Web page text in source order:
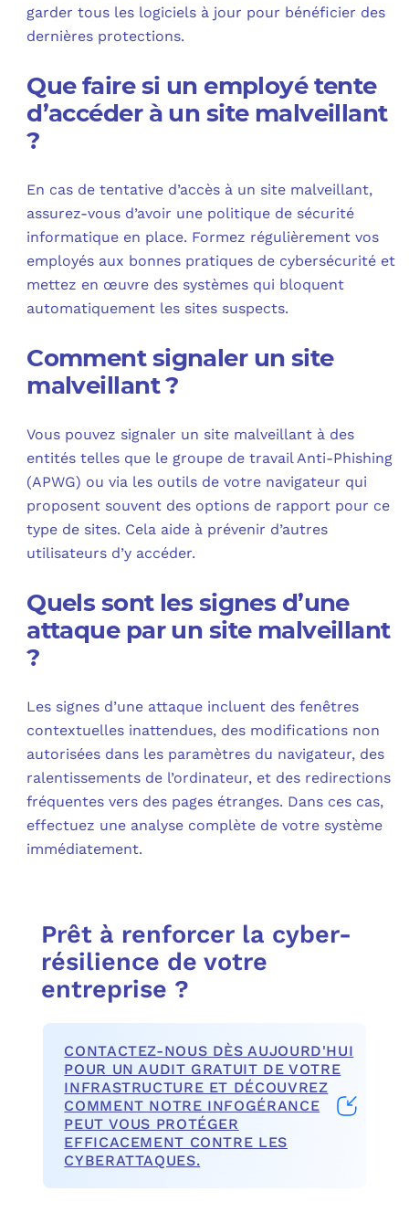
garder tous les logiciels à jour pour bénéficier des
dernières protections.
Que faire si un employé tente
d’accéder à un site malveillant
?
En cas de tentative d’accès à un site malveillant,
assurez-vous d’avoir une politique de sécurité
informatique en place. Formez régulièrement vos
employés aux bonnes pratiques de cybersécurité et
mettez en œuvre des systèmes qui bloquent
automatiquement les sites suspects.
Comment signaler un site
malveillant ?
Vous pouvez signaler un site malveillant à des
entités telles que le groupe de travail Anti-Phishing
(APWG) ou via les outils de votre navigateur qui
proposent souvent des options de rapport pour ce
type de sites. Cela aide à prévenir d’autres
utilisateurs d’y accéder.
Quels sont les signes d’une
attaque par un site malveillant
?
Les signes d’une attaque incluent des fenêtres
contextuelles inattendues, des modifications non
autorisées dans les paramètres du navigateur, des
ralentissements de l’ordinateur, et des redirections
fréquentes vers des pages étranges. Dans ces cas,
effectuez une analyse complète de votre système
immédiatement.
Prêt à renforcer la cyber-
résilience de votre
entreprise ?
CONTACTEZ-NOUS DÈS AUJOURD'HUI
POUR UN AUDIT GRATUIT DE VOTRE
INFRASTRUCTURE ET DÉCOUVREZ
COMMENT NOTRE INFOGÉRANCE
PEUT VOUS PROTÉGER
EFFICACEMENT CONTRE LES
CYBERATTAQUES.